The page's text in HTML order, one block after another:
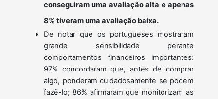
conseguiram uma avaliação alta e apenas
8% tiveram uma avaliação baixa.
De notar que os portugueses mostraram
grande sensibilidade perante
comportamentos financeiros importantes:
97% concordaram que, antes de comprar
algo, ponderam cuidadosamente se podem
fazê-lo; 86% afirmaram que monitorizam as